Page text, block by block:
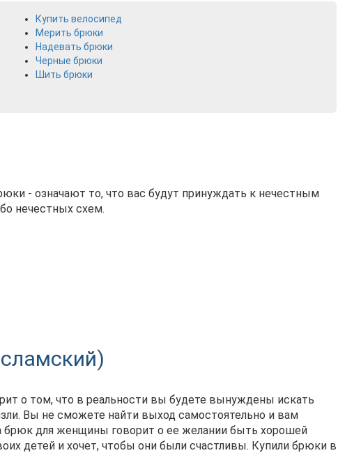
Купить велосипед
Мерить брюки
Надевать брюки
Черные брюки
Шить брюки
- означают то, что вас будут принуждать к нечестным
нечестных схем.
о том, что в реальности вы будете вынуждены искать
Вы не сможете найти выход самостоятельно и вам
брюк для женщины говорит о ее желании быть хорошей
детей и хочет, чтобы они были счастливы. Купили брюки в